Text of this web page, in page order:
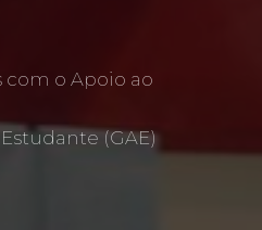
com o Apoio ao
(GAE)